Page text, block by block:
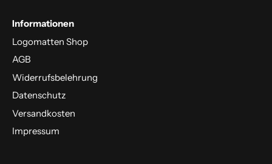
Informationen
Logomatten Shop
AGB
Widerrufsbelehrung
Datenschutz
Versandkosten
Impressum